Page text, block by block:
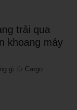
trải qua
khoang máy
gì từ Cargo